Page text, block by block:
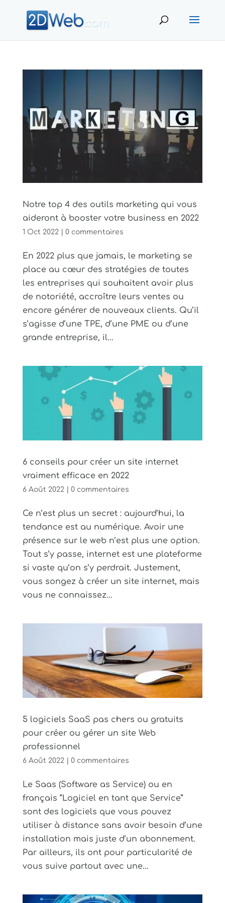
Notre top 4 des outils marketing qui vous
aideront à booster votre business en 2022
1 Oct 2022| 0 commentaires
En 2022 plus que jamais, le marketing se
place au cœur des stratégies de toutes
les entreprises qui souhaitent avoir plus
de notoriété, accroître leurs ventes ou
encore générer de nouveaux clients. Qu’il
s’agisse d’une TPE, d’une PME ou d’une
grande entreprise, il...
6 conseils pour créer un site internet
vraiment efficace en 2022
6 Août 2022| 0 commentaires
Ce n’est plus un secret : aujourd’hui, la
tendance est au numérique. Avoir une
présence sur le web n’est plus une option.
Tout s’y passe, internet est une plateforme
si vaste qu’on s’y perdrait. Justement,
vous songez à créer un site internet, mais
vous ne connaissez...
5 logiciels SaaS pas chers ou gratuits
pour créer ou gérer un site Web
professionnel
6 Août 2022| 0 commentaires
Le Saas (Software as Service) ou en
français “Logiciel en tant que Service”
sont des logiciels que vous pouvez
utiliser à distance sans avoir besoin d’une
installation mais juste d’un abonnement.
Par ailleurs, ils ont pour particularité de
vous suive partout avec une...